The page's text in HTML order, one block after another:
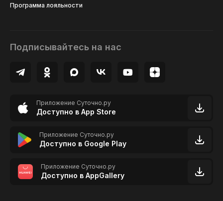
Программа лояльности
Подписывайтесь на нас
Приложение Суточно.ру
Доступно в App Store
Приложение Суточно.ру
Доступно в Google Play
Приложение Суточно.ру
Доступно в AppGallery